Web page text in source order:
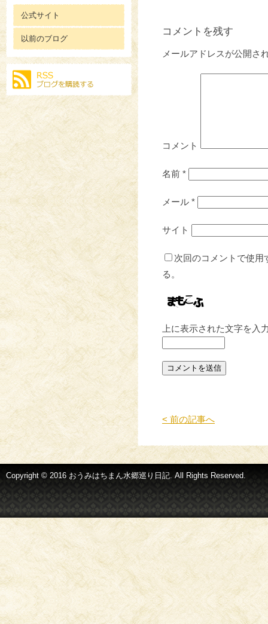
公式サイト
以前のブログ
コメントを残す
メールアドレスが公開さ
コメント
名前 *
メール *
サイト
次回のコメントで使用
る。
上に表示された文字を入
< 前の記事へ
Copyright © 2016 おうみはちまん水郷巡り日記. All Rights Reserved.